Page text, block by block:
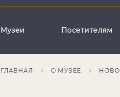
Музеи Посетителям
ГЛАВНАЯ О МУЗЕЕ